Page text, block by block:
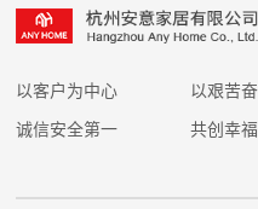
以客户为中心 以艰苦
诚信安全第一 共创幸